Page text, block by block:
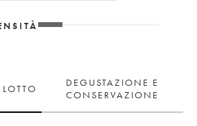
DEGUSTAZIONE E
CONSERVAZIONE